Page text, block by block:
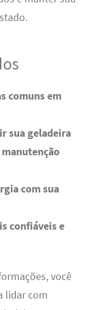
comuns em
sua geladeira
com sua
confiáveis e
você
lidar com